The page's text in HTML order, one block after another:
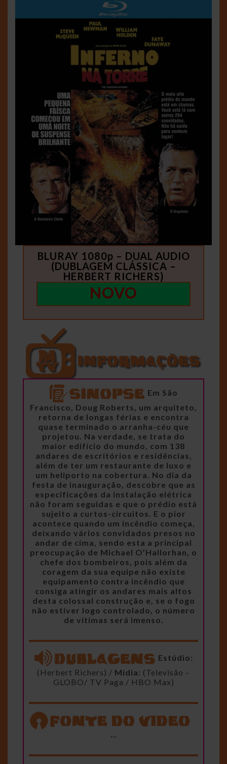
BLURAY 1080p – DUAL AUDIO
(DUBLAGEM CLÁSSICA –
HERBERT RICHERS)
NOVO
Em São
Francisco, Doug Roberts, um arquiteto,
retorna de longas férias e encontra
quase terminado o arranha-céu que
projetou. Na verdade, se trata do
maior edifício do mundo, com 138
andares de escritórios e residências,
além de ter um restaurante de luxo e
um heliporto na cobertura. No dia da
festa de inauguração, descobre que as
especificações da instalação elétrica
não foram seguidas e que o prédio está
sujeito a curtos-circuitos. E o pior
acontece quando um incêndio começa,
deixando vários convidados presos no
andar de cima, sendo esta a principal
preocupação de Michael O’Hallorhan, o
chefe dos bombeiros, pois além da
coragem da sua equipe não existe
equipamento contra incêndio que
consiga atingir os andares mais altos
desta colossal construção e, se o fogo
não estiver logo controlado, o número
de vítimas será imenso.
Estúdio:
(Herbert Richers) / Mídia: (Televisão –
GLOBO/ TV Paga / HBO Max)
…